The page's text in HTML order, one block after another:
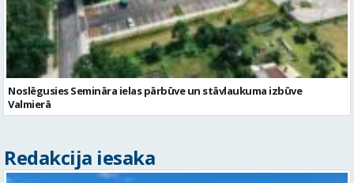
Noslēgusies Semināra ielas pārbūve un stāvlaukuma izbūve
Valmierā
Redakcija iesaka